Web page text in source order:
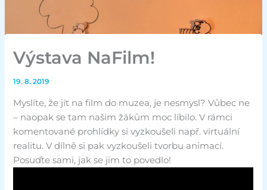
Výstava NaFilm!
19. 8. 2019
Myslíte, že jít na film do muzea, je nesmysl? Vůbec ne
– naopak se tam našim žákům moc líbilo. V rámci
komentované prohlídky si vyzkoušeli např. virtuální
realitu. V dílně si pak vyzkoušeli tvorbu animací.
Posuďte sami, jak se jim to povedlo!